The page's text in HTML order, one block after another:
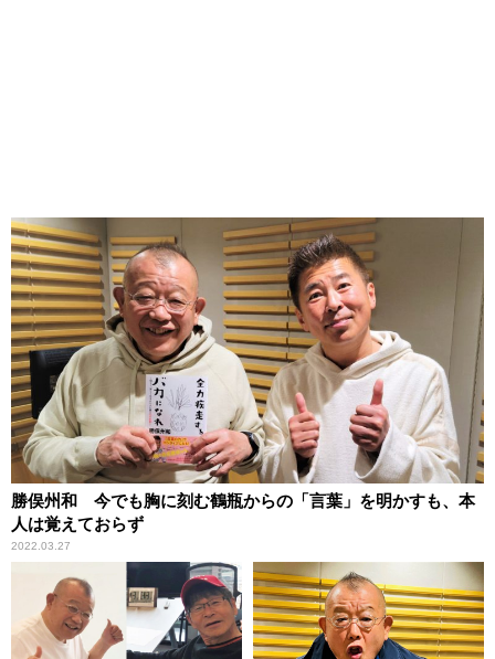
勝俣州和 今でも胸に刻む鶴瓶からの「言葉」を明かすも、本
人は覚えておらず
2022.03.27